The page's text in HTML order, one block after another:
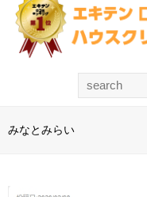
みなとみらい